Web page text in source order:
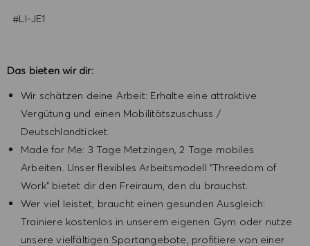
#LI-JE1
Das bieten wir dir:
Wir schätzen deine Arbeit: Erhalte eine attraktive
Vergütung und einen Mobilitätszuschuss /
Deutschlandticket.
Made for Me: 3 Tage Metzingen, 2 Tage mobiles
Arbeiten. Unser flexibles Arbeitsmodell "Threedom of
Work" bietet dir den Freiraum, den du brauchst.
Wer viel leistet, braucht einen gesunden Ausgleich:
Trainiere kostenlos in unserem eigenen Gym oder nutze
unsere vielfältigen Sportangebote, profitiere von einer